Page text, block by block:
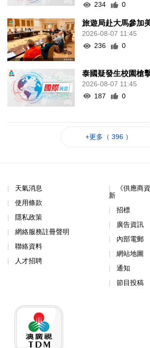
234
0
旅遊局赴大馬參加
2026-08-07 11:45
236
0
泰國疑發生校園槍
2026-08-07 11:45
187
0
+更多（ 396 ）
天氣消息
使用條款
隱私政策
網絡服務註冊聲明
聯絡資料
人才招聘
《供應商
新
招標
廣告資訊
內部電郵
網站地圖
通知
節目投稿